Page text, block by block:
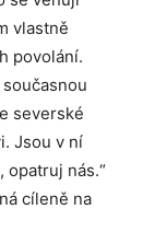
vlastně
povolání.
severské
Jsou v ní
opatruj nás.“
cíleně na